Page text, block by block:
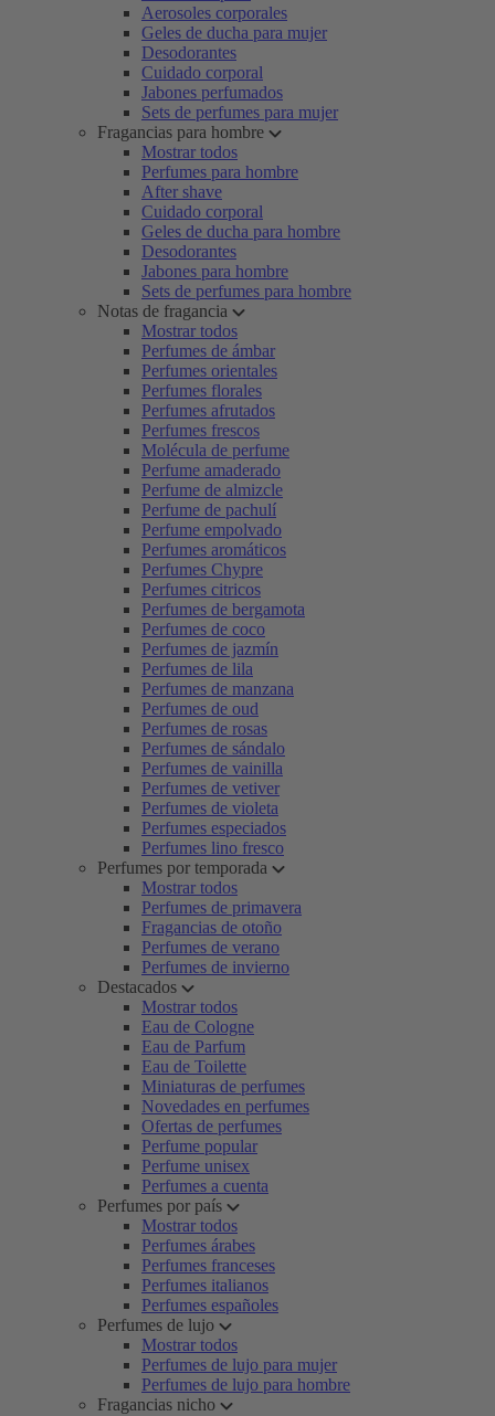
Aerosoles corporales
Geles de ducha para mujer
Desodorantes
Cuidado corporal
Jabones perfumados
Sets de perfumes para mujer
Fragancias para hombre
Mostrar todos
Perfumes para hombre
After shave
Cuidado corporal
Geles de ducha para hombre
Desodorantes
Jabones para hombre
Sets de perfumes para hombre
Notas de fragancia
Mostrar todos
Perfumes de ámbar
Perfumes orientales
Perfumes florales
Perfumes afrutados
Perfumes frescos
Molécula de perfume
Perfume amaderado
Perfume de almizcle
Perfume de pachulí
Perfume empolvado
Perfumes aromáticos
Perfumes Chypre
Perfumes citricos
Perfumes de bergamota
Perfumes de coco
Perfumes de jazmín
Perfumes de lila
Perfumes de manzana
Perfumes de oud
Perfumes de rosas
Perfumes de sándalo
Perfumes de vainilla
Perfumes de vetiver
Perfumes de violeta
Perfumes especiados
Perfumes lino fresco
Perfumes por temporada
Mostrar todos
Perfumes de primavera
Fragancias de otoño
Perfumes de verano
Perfumes de invierno
Destacados
Mostrar todos
Eau de Cologne
Eau de Parfum
Eau de Toilette
Miniaturas de perfumes
Novedades en perfumes
Ofertas de perfumes
Perfume popular
Perfume unisex
Perfumes a cuenta
Perfumes por país
Mostrar todos
Perfumes árabes
Perfumes franceses
Perfumes italianos
Perfumes españoles
Perfumes de lujo
Mostrar todos
Perfumes de lujo para mujer
Perfumes de lujo para hombre
Fragancias nicho